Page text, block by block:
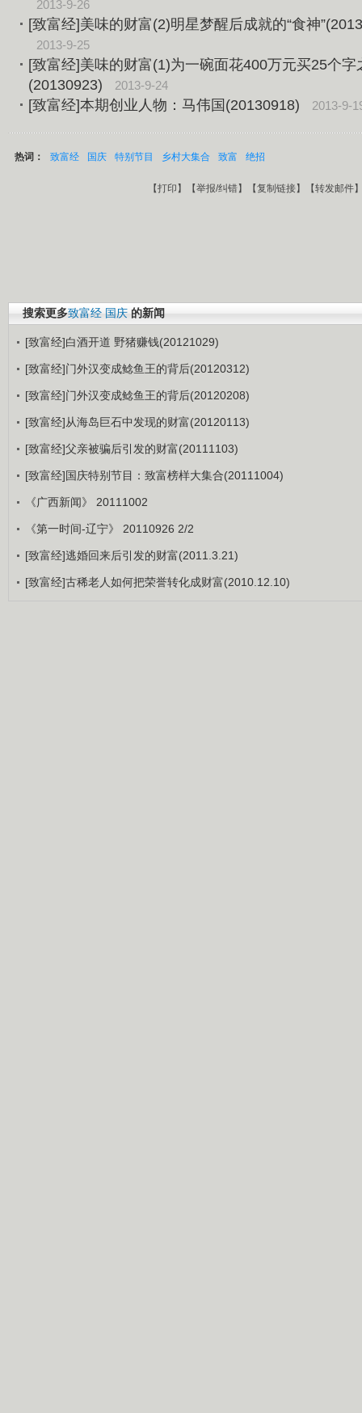
2013-9-26
[致富经]美味的财富(2)明星梦醒后成就的“食神
2013-9-25
[致富经]美味的财富(1)为一碗面花400万元买25个字
(20130923)
2013-9-24
[致富经]本期创业人物：马伟国(20130918) 2013-9-
热词： 致富经 国庆 特别节目 乡村大集合 致富 绝招
【打印 】【举报/纠错】【复制链接】【转发邮件
搜索更多致富经 国庆 的新闻
[致富经]白酒开道 野猪赚钱(20121029)
[致富经]门外汉变成鲶鱼王的背后(20120312)
[致富经]门外汉变成鲶鱼王的背后(20120208)
[致富经]从海岛巨石中发现的财富(20120113)
[致富经]父亲被骗后引发的财富(20111103)
[致富经]国庆特别节目：致富榜样大集合(20111004)
《广西新闻》 20111002
《第一时间-辽宁》 20110926 2/2
[致富经]逃婚回来后引发的财富(2011.3.21)
[致富经]古稀老人如何把荣誉转化成财富(2010.12.10)